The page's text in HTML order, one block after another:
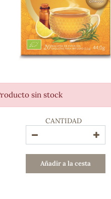
Digestivos
Circulatorio,
Superalimentos
Proteína
Energía
Antioxidantes
COSMÉTICA E
Cremas, lociones y
Hombre
Higiene personal
Labiales
Aceites esenciales y
Aceites vegetales
sin stock
CANTIDAD
Añadir a la cesta